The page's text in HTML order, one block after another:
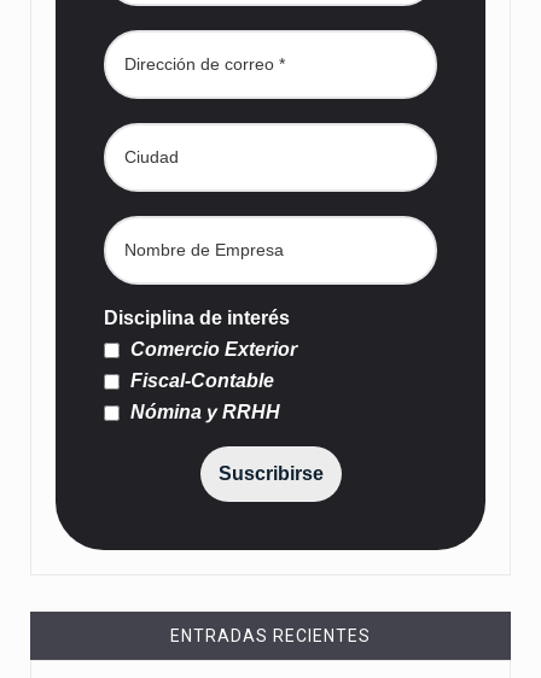
Disciplina de interés
Comercio Exterior
Fiscal-Contable
Nómina y RRHH
Suscribirse
ENTRADAS RECIENTES